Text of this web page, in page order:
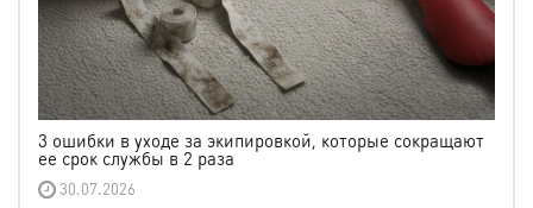
3 ошибки в уходе за экипировкой, которые сокращают
ее срок службы в 2 раза
30.07.2026